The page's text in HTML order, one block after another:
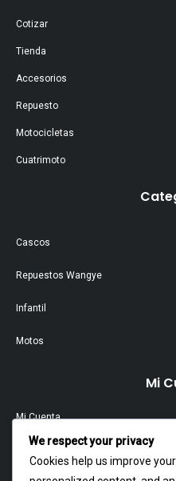
Cotizar
Tienda
Accesorios
Repuesto
Motocicletas
Cuatrimoto
Cascos
Repuestos Wangye
Infantil
Motos
Mi
Mi Cuenta
We respect your privacy
Cookies help us improve